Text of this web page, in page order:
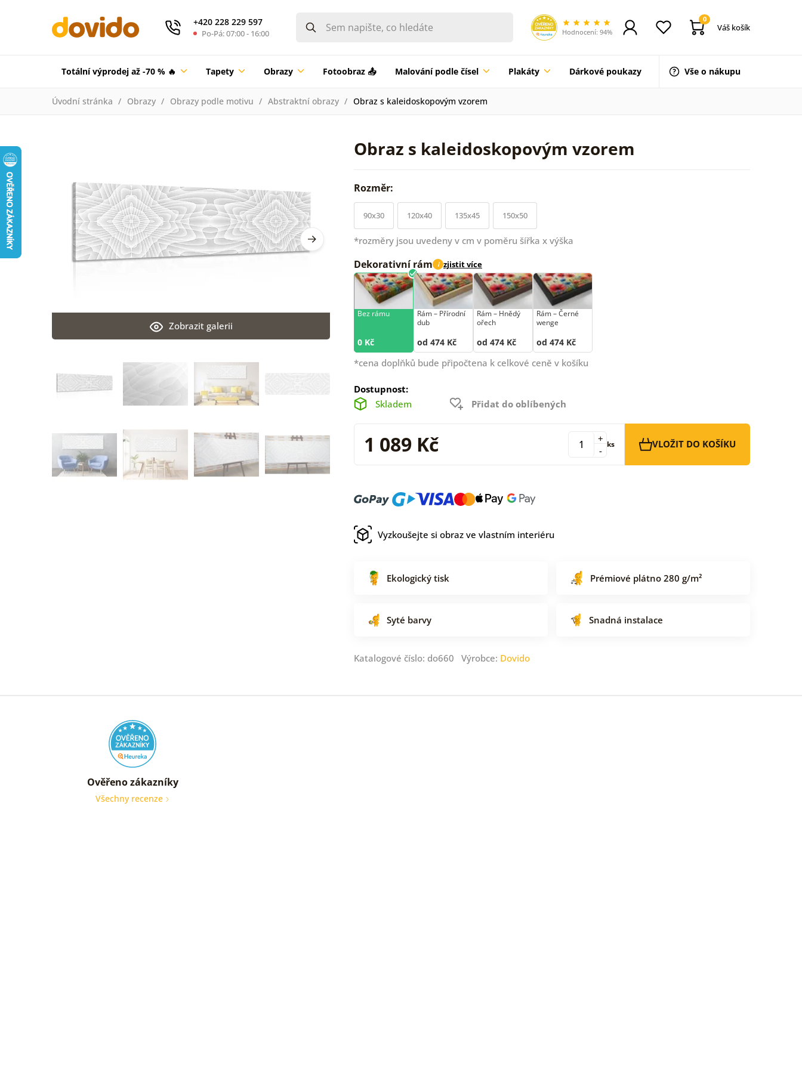
+420 228 229 597
Po-Pá: 07:00 - 16:00 Hodnocení: 94%
0
Váš košík
Totální výprodej až -70 % 🔥 Tapety Obrazy Fotoobraz 📤 Malování podle čísel Plakáty Dárkové poukazy Vše o nákupu
Úvodní stránka Obrazy Obrazy podle motivu Abstraktní obrazy Obraz s kaleidoskopovým vzorem
Obraz s kaleidoskopovým vzorem
Zobrazit galerii
Rozměr:
90x30 120x40 135x45 150x50
*rozměry jsou uvedeny v cm v poměru šířka x výška
Dekorativní rám i zjistit více
Bez rámu
0 Kč
Rám –⁠⁠⁠⁠⁠⁠ Přírodní
dub
od 474 Kč
Rám –⁠⁠⁠⁠⁠⁠ Hnědý
ořech
od 474 Kč
Rám –⁠⁠⁠⁠⁠⁠ Černé
wenge
od 474 Kč
*cena doplňků bude připočtena k celkové ceně v košíku
Dostupnost:
Skladem
Přidat do oblíbených
1 089 Kč -
+ ks VLOŽIT DO KOŠÍKU
Vyzkoušejte si obraz ve vlastním interiéru
Ekologický tisk Prémiové plátno 280 g/m²
Syté barvy Snadná instalace
Katalogové číslo: do660 Výrobce: Dovido
Ověřeno zákazníky
Všechny recenze